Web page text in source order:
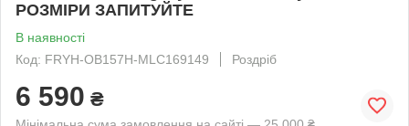
РОЗМІРИ ЗАПИТУЙТЕ
В наявності
Код: FRYH-OB157H-MLC169149
Роздріб
6 590 ₴